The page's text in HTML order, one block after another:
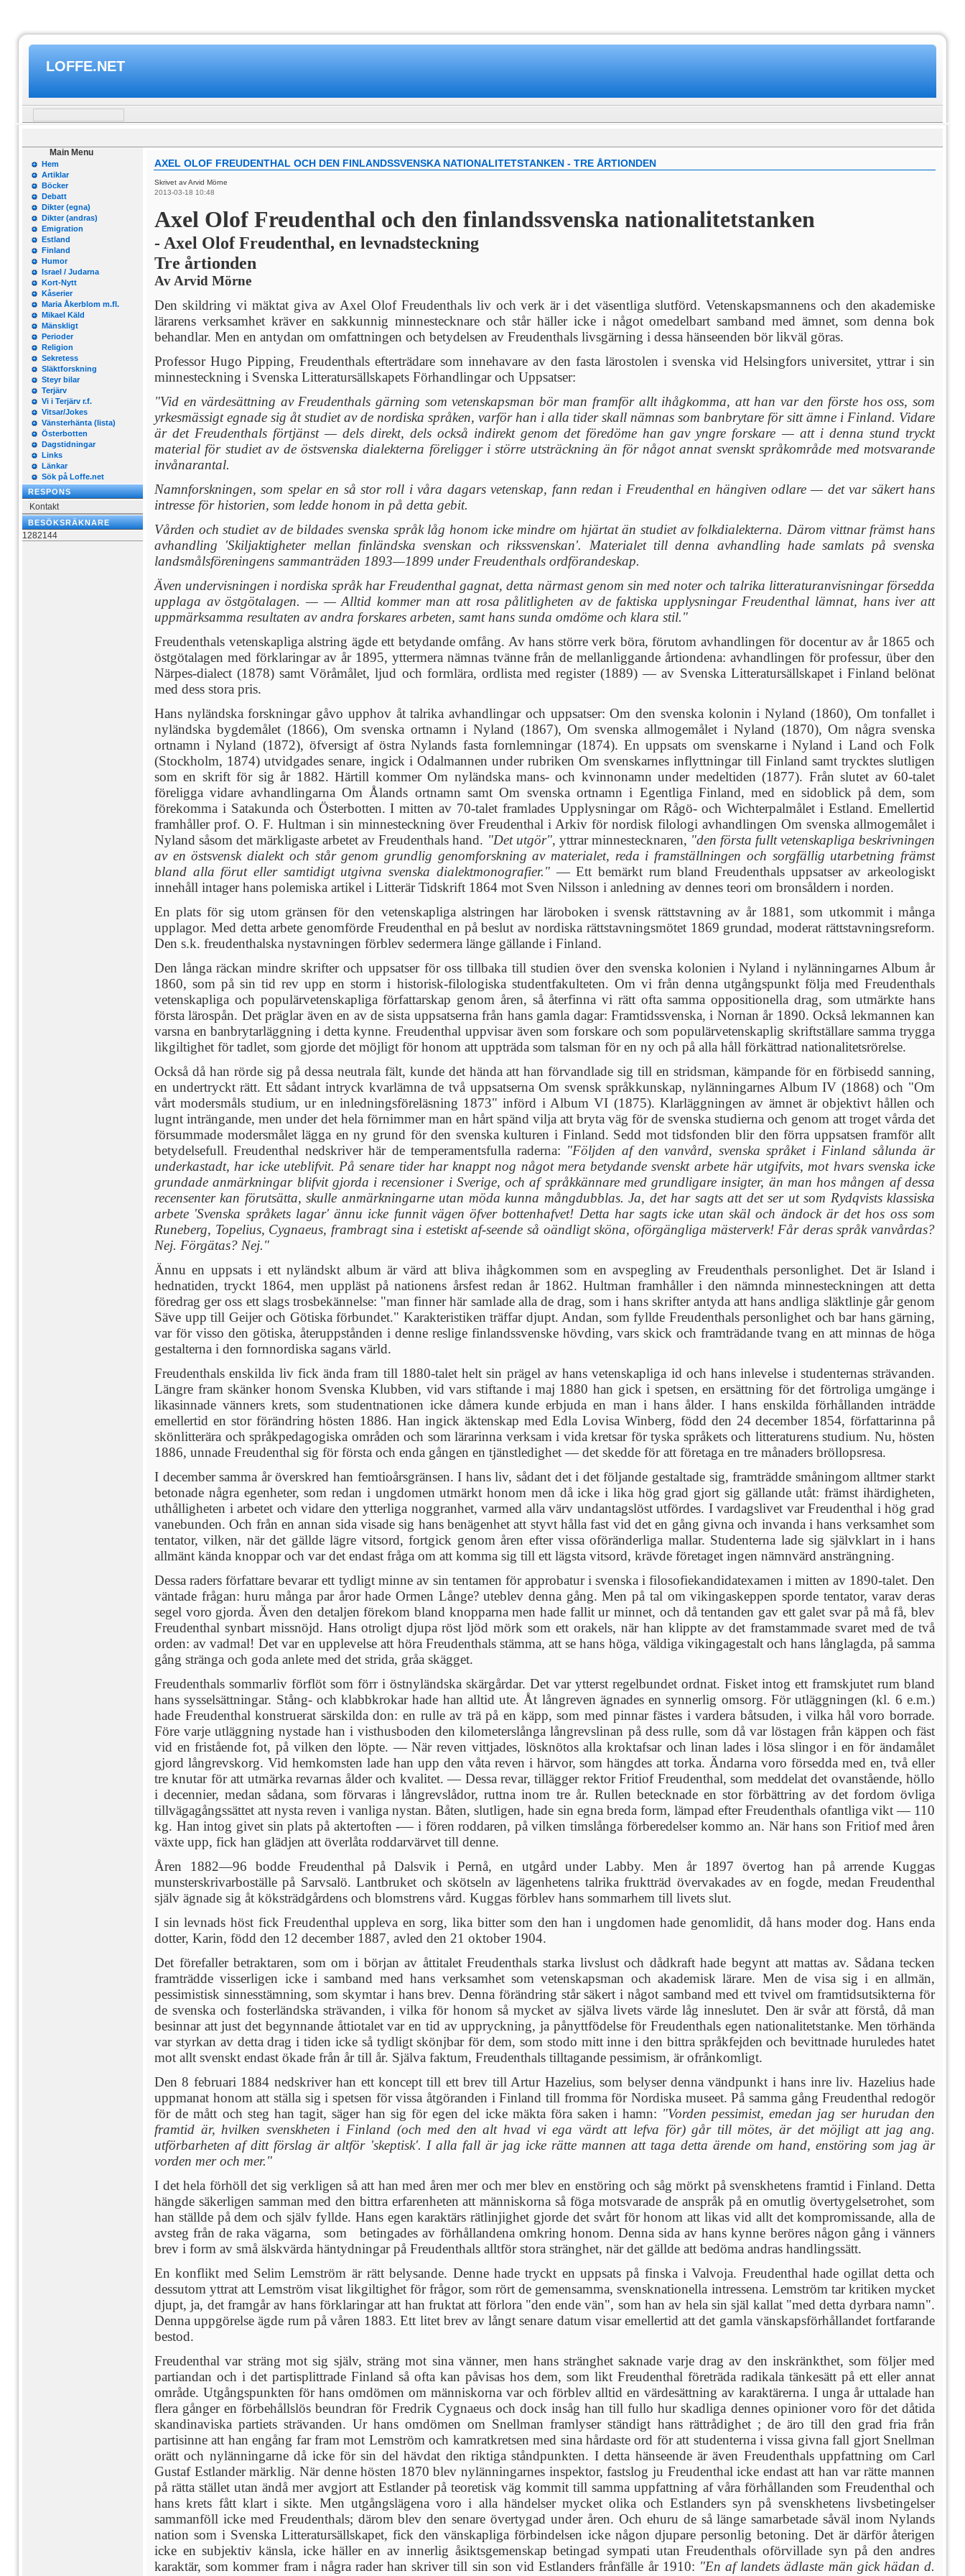
LOFFE.NET
Main Menu
Hem
Artiklar
Böcker
Debatt
Dikter (egna)
Dikter (andras)
Emigration
Estland
Finland
Humor
Israel / Judarna
Kort-Nytt
Kåserier
Maria Åkerblom m.fl.
Mikael Käld
Mänskligt
Perioder
Religion
Sekretess
Släktforskning
Steyr bilar
Terjärv
Vi i Terjärv r.f.
Vitsar/Jokes
Vänsterhänta (lista)
Österbotten
Dagstidningar
Links
Länkar
Sök på Loffe.net
RESPONS
Kontakt
BESÖKSRÄKNARE
1282144
AXEL OLOF FREUDENTHAL OCH DEN FINLANDSSVENSKA NATIONALITETSTANKEN - TRE ÅRTIONDEN
Skrivet av Arvid Mörne
2013-03-18 10:48
Axel Olof Freudenthal och den finlandssvenska nationalitetstanken
- Axel Olof Freudenthal, en levnadsteckning
Tre årtionden
Av Arvid Mörne
Den skildring vi mäktat giva av Axel Olof Freudenthals liv och verk är i det väsentliga slutförd. Vetenskapsmannens och den akademiske
lärarens verksamhet kräver en sakkunnig minnestecknare och står häller icke i något omedelbart samband med ämnet, som denna bok
behandlar. Men en antydan om omfattningen och betydelsen av Freudenthals livsgärning i dessa hänseenden bör likväl göras.
Professor Hugo Pipping, Freudenthals efterträdare som innehavare av den fasta lärostolen i svenska vid Helsingfors universitet, yttrar i sin
minnesteckning i Svenska Litteratursällskapets Förhandlingar och Uppsatser:
"Vid en värdesättning av Freudenthals gärning som vetenskapsman bör man framför allt ihågkomma, att han var den förste hos oss, som
yrkesmässigt egnade sig åt studiet av de nordiska språken, varför han i alla tider skall nämnas som banbrytare för sitt ämne i Finland. Vidare
är det Freudenthals förtjänst — dels direkt, dels också indirekt genom det föredöme han gav yngre forskare — att i denna stund tryckt
material för studiet av de östsvenska dialekterna föreligger i större utsträckning än för något annat svenskt språkområde med motsvarande
invånarantal.
Namnforskningen, som spelar en så stor roll i våra dagars vetenskap, fann redan i Freudenthal en hängiven odlare — det var säkert hans
intresse för historien, som ledde honom in på detta gebit.
Vården och studiet av de bildades svenska språk låg honom icke mindre om hjärtat än studiet av folkdialekterna. Därom vittnar främst hans
avhandling 'Skiljaktigheter mellan finländska svenskan och rikssvenskan'. Materialet till denna avhandling hade samlats på svenska
landsmålsföreningens sammanträden 1893—1899 under Freudenthals ordförandeskap.
Även undervisningen i nordiska språk har Freudenthal gagnat, detta närmast genom sin med noter och talrika litteraturanvisningar försedda
upplaga av östgötalagen. — — Alltid kommer man att rosa pålitligheten av de faktiska upplysningar Freudenthal lämnat, hans iver att
uppmärksamma resultaten av andra forskares arbeten, samt hans sunda omdöme och klara stil."
Freudenthals vetenskapliga alstring ägde ett betydande omfång. Av hans större verk böra, förutom avhandlingen för docentur av år 1865 och
östgötalagen med förklaringar av år 1895, yttermera nämnas tvänne från de mellanliggande årtiondena: avhandlingen för professur, über den
Närpes-dialect (1878) samt Vöråmålet, ljud och formlära, ordlista med register (1889) — av Svenska Litteratursällskapet i Finland belönat
med dess stora pris.
Hans nyländska forskningar gåvo upphov åt talrika avhandlingar och uppsatser: Om den svenska kolonin i Nyland (1860), Om tonfallet i
nyländska bygdemålet (1866), Om svenska ortnamn i Nyland (1867), Om svenska allmogemålet i Nyland (1870), Om några svenska
ortnamn i Nyland (1872), öfversigt af östra Nylands fasta fornlemningar (1874). En uppsats om svenskarne i Nyland i Land och Folk
(Stockholm, 1874) utvidgades senare, ingick i Odalmannen under rubriken Om svenskarnes inflyttningar till Finland samt trycktes slutligen
som en skrift för sig år 1882. Härtill kommer Om nyländska mans- och kvinnonamn under medeltiden (1877). Från slutet av 60-talet
föreligga vidare avhandlingarna Om Ålands ortnamn samt Om svenska ortnamn i Egentliga Finland, med en sidoblick på dem, som
förekomma i Satakunda och Österbotten. I mitten av 70-talet framlades Upplysningar om Rågö- och Wichterpalmålet i Estland. Emellertid
framhåller prof. O. F. Hultman i sin minnesteckning över Freudenthal i Arkiv för nordisk filologi avhandlingen Om svenska allmogemålet i
Nyland såsom det märkligaste arbetet av Freudenthals hand. "Det utgör", yttrar minnestecknaren, "den första fullt vetenskapliga beskrivningen
av en östsvensk dialekt och står genom grundlig genomforskning av materialet, reda i framställningen och sorgfällig utarbetning främst
bland alla förut eller samtidigt utgivna svenska dialektmonografier."— Ett bemärkt rum bland Freudenthals uppsatser av arkeologiskt
innehåll intager hans polemiska artikel i Litterär Tidskrift 1864 mot Sven Nilsson i anledning av dennes teori om bronsåldern i norden.
En plats för sig utom gränsen för den vetenskapliga alstringen har läroboken i svensk rättstavning av år 1881, som utkommit i många
upplagor. Med detta arbete genomförde Freudenthal en på beslut av nordiska rättstavningsmötet 1869 grundad, moderat rättstavningsreform.
Den s.k. freudenthalska nystavningen förblev sedermera länge gällande i Finland.
Den långa räckan mindre skrifter och uppsatser för oss tillbaka till studien över den svenska kolonien i Nyland i nylänningarnes Album år
1860, som på sin tid rev upp en storm i historisk-filologiska studentfakulteten. Om vi från denna utgångspunkt följa med Freudenthals
vetenskapliga och populärvetenskapliga författarskap genom åren, så återfinna vi rätt ofta samma oppositionella drag, som utmärkte hans
första lärospån. Det präglar även en av de sista uppsatserna från hans gamla dagar: Framtidssvenska, i Nornan år 1890. Också lekmannen kan
varsna en banbrytarläggning i detta kynne. Freudenthal uppvisar även som forskare och som populärvetenskaplig skriftställare samma trygga
likgiltighet för tadlet, som gjorde det möjligt för honom att uppträda som talsman för en ny och på alla håll förkättrad nationalitetsrörelse.
Också då han rörde sig på dessa neutrala fält, kunde det hända att han förvandlade sig till en stridsman, kämpande för en förbisedd sanning,
en undertryckt rätt. Ett sådant intryck kvarlämna de två uppsatserna Om svensk språkkunskap, nylänningarnes Album IV (1868) och "Om
vårt modersmåls studium, ur en inledningsföreläsning 1873" införd i Album VI (1875). Klarläggningen av ämnet är objektivt hållen och
lugnt inträngande, men under det hela förnimmer man en hårt spänd vilja att bryta väg för de svenska studierna och genom att troget vårda det
försummade modersmålet lägga en ny grund för den svenska kulturen i Finland. Sedd mot tidsfonden blir den förra uppsatsen framför allt
betydelsefull. Freudenthal nedskriver här de temperamentsfulla raderna: "Följden af den vanvård, svenska språket i Finland sålunda är
underkastadt, har icke uteblifvit. På senare tider har knappt nog något mera betydande svenskt arbete här utgifvits, mot hvars svenska icke
grundade anmärkningar blifvit gjorda i recensioner i Sverige, och af språkkännare med grundligare insigter, än man hos mången af dessa
recensenter kan förutsätta, skulle anmärkningarne utan möda kunna mångdubblas. Ja, det har sagts att det ser ut som Rydqvists klassiska
arbete 'Svenska språkets lagar' ännu icke funnit vägen öfver bottenhafvet! Detta har sagts icke utan skäl och ändock är det hos oss som
Runeberg, Topelius, Cygnaeus, frambragt sina i estetiskt af-seende så oändligt sköna, oförgängliga mästerverk! Får deras språk vanvårdas?
Nej. Förgätas? Nej."
Ännu en uppsats i ett nyländskt album är värd att bliva ihågkommen som en avspegling av Freudenthals personlighet. Det är Island i
hednatiden, tryckt 1864, men uppläst på nationens årsfest redan år 1862. Hultman framhåller i den nämnda minnesteckningen att detta
föredrag ger oss ett slags trosbekännelse: "man finner här samlade alla de drag, som i hans skrifter antyda att hans andliga släktlinje går genom
Säve upp till Geijer och Götiska förbundet." Karakteristiken träffar djupt. Andan, som fyllde Freudenthals personlighet och bar hans gärning,
var för visso den götiska, återuppstånden i denne reslige finlandssvenske hövding, vars skick och framträdande tvang en att minnas de höga
gestalterna i den fornnordiska sagans värld.
Freudenthals enskilda liv fick ända fram till 1880-talet helt sin prägel av hans vetenskapliga id och hans inlevelse i studenternas strävanden.
Längre fram skänker honom Svenska Klubben, vid vars stiftande i maj 1880 han gick i spetsen, en ersättning för det förtroliga umgänge i
likasinnade vänners krets, som studentnationen icke dåmera kunde erbjuda en man i hans ålder. I hans enskilda förhållanden inträdde
emellertid en stor förändring hösten 1886. Han ingick äktenskap med Edla Lovisa Winberg, född den 24 december 1854, författarinna på
skönlitterära och språkpedagogiska områden och som lärarinna verksam i vida kretsar för tyska språkets och litteraturens studium. Nu, hösten
1886, unnade Freudenthal sig för första och enda gången en tjänstledighet — det skedde för att företaga en tre månaders bröllopsresa.
I december samma år överskred han femtioårsgränsen. I hans liv, sådant det i det följande gestaltade sig, framträdde småningom alltmer starkt
betonade några egenheter, som redan i ungdomen utmärkt honom men då icke i lika hög grad gjort sig gällande utåt: främst ihärdigheten,
uthålligheten i arbetet och vidare den ytterliga noggranhet, varmed alla värv undantagslöst utfördes. I vardagslivet var Freudenthal i hög grad
vanebunden. Och från en annan sida visade sig hans benägenhet att styvt hålla fast vid det en gång givna och invanda i hans verksamhet som
tentator, vilken, när det gällde lägre vitsord, fortgick genom åren efter vissa oföränderliga mallar. Studenterna lade sig självklart in i hans
allmänt kända knoppar och var det endast fråga om att komma sig till ett lägsta vitsord, krävde företaget ingen nämnvärd ansträngning.
Dessa raders författare bevarar ett tydligt minne av sin tentamen för approbatur i svenska i filosofiekandidatexamen i mitten av 1890-talet. Den
väntade frågan: huru många par åror hade Ormen Långe? uteblev denna gång. Men på tal om vikingaskeppen sporde tentator, varav deras
segel voro gjorda. Även den detaljen förekom bland knopparna men hade fallit ur minnet, och då tentanden gav ett galet svar på må få, blev
Freudenthal synbart missnöjd. Hans otroligt djupa röst ljöd mörk som ett orakels, när han klippte av det framstammade svaret med de två
orden: av vadmal! Det var en upplevelse att höra Freudenthals stämma, att se hans höga, väldiga vikingagestalt och hans långlagda, på samma
gång stränga och goda anlete med det strida, gråa skägget.
Freudenthals sommarliv förflöt som förr i östnyländska skärgårdar. Det var ytterst regelbundet ordnat. Fisket intog ett framskjutet rum bland
hans sysselsättningar. Stång- och klabbkrokar hade han alltid ute. Åt långreven ägnades en synnerlig omsorg. För utläggningen (kl. 6 e.m.)
hade Freudenthal konstruerat särskilda don: en rulle av trä på en käpp, som med pinnar fästes i vardera båtsuden, i vilka hål voro borrade.
Före varje utläggning nystade han i visthusboden den kilometerslånga långrevslinan på dess rulle, som då var löstagen från käppen och fäst
vid en fristående fot, på vilken den löpte. — När reven vittjades, lösknötos alla kroktafsar och linan lades i lösa slingor i en för ändamålet
gjord långrevskorg. Vid hemkomsten lade han upp den våta reven i härvor, som hängdes att torka. Ändarna voro försedda med en, två eller
tre knutar för att utmärka revarnas ålder och kvalitet. — Dessa revar, tillägger rektor Fritiof Freudenthal, som meddelat det ovanstående, höllo
i decennier, medan sådana, som förvaras i långrevslådor, ruttna inom tre år. Rullen betecknade en stor förbättring av det fordom övliga
tillvägagångssättet att nysta reven i vanliga nystan. Båten, slutligen, hade sin egna breda form, lämpad efter Freudenthals ofantliga vikt — 110
kg. Han intog givet sin plats på aktertoften -— i fören roddaren, på vilken timslånga förberedelser kommo an. När hans son Fritiof med åren
växte upp, fick han glädjen att överlåta roddarvärvet till denne.
Åren 1882—96 bodde Freudenthal på Dalsvik i Pernå, en utgård under Labby. Men år 1897 övertog han på arrende Kuggas
munsterskrivarboställe på Sarvsalö. Lantbruket och skötseln av lägenhetens talrika fruktträd övervakades av en fogde, medan Freudenthal
själv ägnade sig åt köksträdgårdens och blomstrens vård. Kuggas förblev hans sommarhem till livets slut.
I sin levnads höst fick Freudenthal uppleva en sorg, lika bitter som den han i ungdomen hade genomlidit, då hans moder dog. Hans enda
dotter, Karin, född den 12 december 1887, avled den 21 oktober 1904.
Det förefaller betraktaren, som om i början av åttitalet Freudenthals starka livslust och dådkraft hade begynt att mattas av. Sådana tecken
framträdde visserligen icke i samband med hans verksamhet som vetenskapsman och akademisk lärare. Men de visa sig i en allmän,
pessimistisk sinnesstämning, som skymtar i hans brev. Denna förändring står säkert i något samband med ett tvivel om framtidsutsikterna för
de svenska och fosterländska strävanden, i vilka för honom så mycket av själva livets värde låg inneslutet. Den är svår att förstå, då man
besinnar att just det begynnande åttiotalet var en tid av uppryckning, ja pånyttfödelse för Freudenthals egen nationalitetstanke. Men törhända
var styrkan av detta drag i tiden icke så tydligt skönjbar för dem, som stodo mitt inne i den bittra språkfejden och bevittnade huruledes hatet
mot allt svenskt endast ökade från år till år. Själva faktum, Freudenthals tilltagande pessimism, är ofrånkomligt.
Den 8 februari 1884 nedskriver han ett koncept till ett brev till Artur Hazelius, som belyser denna vändpunkt i hans inre liv. Hazelius hade
uppmanat honom att ställa sig i spetsen för vissa åtgöranden i Finland till fromma för Nordiska museet. På samma gång Freudenthal redogör
för de mått och steg han tagit, säger han sig för egen del icke mäkta föra saken i hamn: "Vorden pessimist, emedan jag ser hurudan den
framtid är, hvilken svenskheten i Finland (och med den alt hvad vi ega värdt att lefva för) går till mötes, är det möjligt att jag ang.
utförbarheten af ditt förslag är altför 'skeptisk'. I alla fall är jag icke rätte mannen att taga detta ärende om hand, enstöring som jag är
vorden mer och mer."
I det hela förhöll det sig verkligen så att han med åren mer och mer blev en enstöring och såg mörkt på svenskhetens framtid i Finland. Detta
hängde säkerligen samman med den bittra erfarenheten att människorna så föga motsvarade de anspråk på en omutlig övertygelsetrohet, som
han ställde på dem och själv fyllde. Hans egen karaktärs rätlinjighet gjorde det svårt för honom att likas vid allt det kompromissande, alla de
avsteg från de raka vägarna, som betingades av förhållandena omkring honom. Denna sida av hans kynne beröres någon gång i vänners
brev i form av små älskvärda häntydningar på Freudenthals alltför stora stränghet, när det gällde att bedöma andras handlingssätt.
En konflikt med Selim Lemström är rätt belysande. Denne hade tryckt en uppsats på finska i Valvoja. Freudenthal hade ogillat detta och
dessutom yttrat att Lemström visat likgiltighet för frågor, som rört de gemensamma, svensknationella intressena. Lemström tar kritiken mycket
djupt, ja, det framgår av hans förklaringar att han fruktat att förlora "den ende vän", som han av hela sin själ kallat "med detta dyrbara namn".
Denna uppgörelse ägde rum på våren 1883. Ett litet brev av långt senare datum visar emellertid att det gamla vänskapsförhållandet fortfarande
bestod.
Freudenthal var sträng mot sig själv, sträng mot sina vänner, men hans stränghet saknade varje drag av den inskränkthet, som följer med
partiandan och i det partisplittrade Finland så ofta kan påvisas hos dem, som likt Freudenthal företräda radikala tänkesätt på ett eller annat
område. Utgångspunkten för hans omdömen om människorna var och förblev alltid en värdesättning av karaktärerna. I unga år uttalade han
flera gånger en förbehållslös beundran för Fredrik Cygnaeus och dock insåg han till fullo hur skadliga dennes opinioner voro för det dåtida
skandinaviska partiets strävanden. Ur hans omdömen om Snellman framlyser ständigt hans rättrådighet ; de äro till den grad fria från
partisinne att han engång far fram mot Lemström och kamratkretsen med sina hårdaste ord för att studenterna i vissa givna fall gjort Snellman
orätt och nylänningarne då icke för sin del hävdat den riktiga ståndpunkten. I detta hänseende är även Freudenthals uppfattning om Carl
Gustaf Estlander märklig. När denne hösten 1870 blev nylänningarnes inspektor, fastslog ju Freudenthal icke endast atthan var rätte mannen
på rätta stället utan ändå mer avgjort att Estlander på teoretisk väg kommit till samma uppfattning af våra förhållanden som Freudenthal och
hans krets fått klart i sikte. Men utgångslägena voro i alla händelser mycket olika och Estlanders syn på svenskhetens livsbetingelser
sammanföll icke med Freudenthals; därom blev den senare övertygad under åren. Och ehuru de så länge samarbetade såväl inom Nylands
nation som i Svenska Litteratursällskapet, fick den vänskapliga förbindelsen icke någon djupare personlig betoning. Det är därför återigen
icke en subjektiv känsla, icke häller en av innerlig åsiktsgemenskap betingad sympati utan Freudenthals oförvillade syn på den andres
karaktär, som kommer fram i några rader han skriver till sin son vid Estlanders frånfälle år 1910: "En af landets ädlaste män gick hädan d.